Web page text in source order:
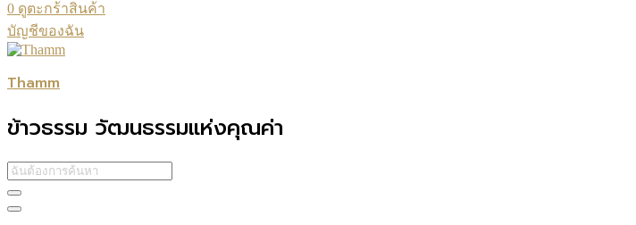
0 ดูตะกร้าสินค้า
บัญชีของฉัน
Thamm
ข้าวธรรม วัฒนธรรมแห่งคุณค่า